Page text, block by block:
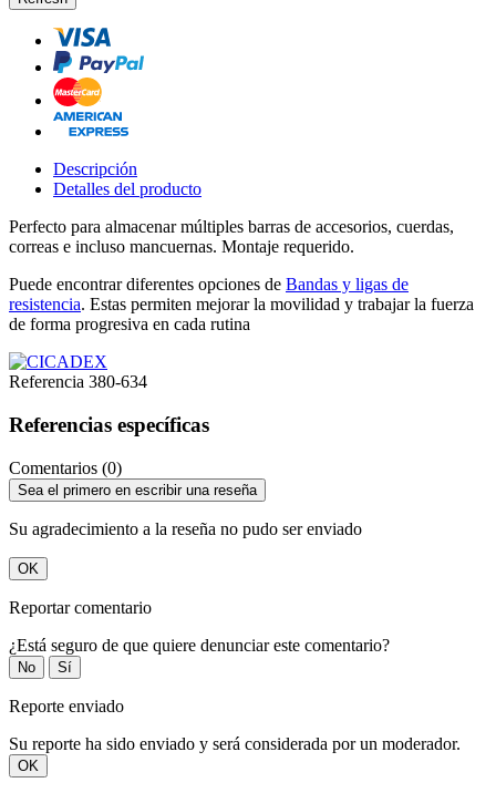
Descripción
Detalles del producto
Perfecto para almacenar múltiples barras de accesorios, cuerdas,
correas e incluso mancuernas. Montaje requerido.
Puede encontrar diferentes opciones de Bandas y ligas de
resistencia. Estas permiten mejorar la movilidad y trabajar la fuerza
de forma progresiva en cada rutina
Referencia 380-634
Referencias específicas
Comentarios (0)
Sea el primero en escribir una reseña
Su agradecimiento a la reseña no pudo ser enviado
OK
Reportar comentario
¿Está seguro de que quiere denunciar este comentario?
No Sí
Reporte enviado
Su reporte ha sido enviado y será considerada por un moderador.
OK